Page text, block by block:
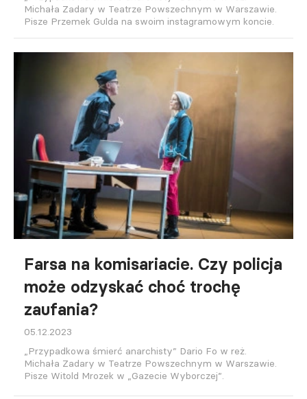
Michała Zadary w Teatrze Powszechnym w Warszawie.
Pisze Przemek Gulda na swoim instagramowym koncie.
Farsa na komisariacie. Czy policja
może odzyskać choć trochę
zaufania?
05.12.2023
„Przypadkowa śmierć anarchisty” Dario Fo w reż.
Michała Zadary w Teatrze Powszechnym w Warszawie.
Pisze Witold Mrozek w „Gazecie Wyborczej”.